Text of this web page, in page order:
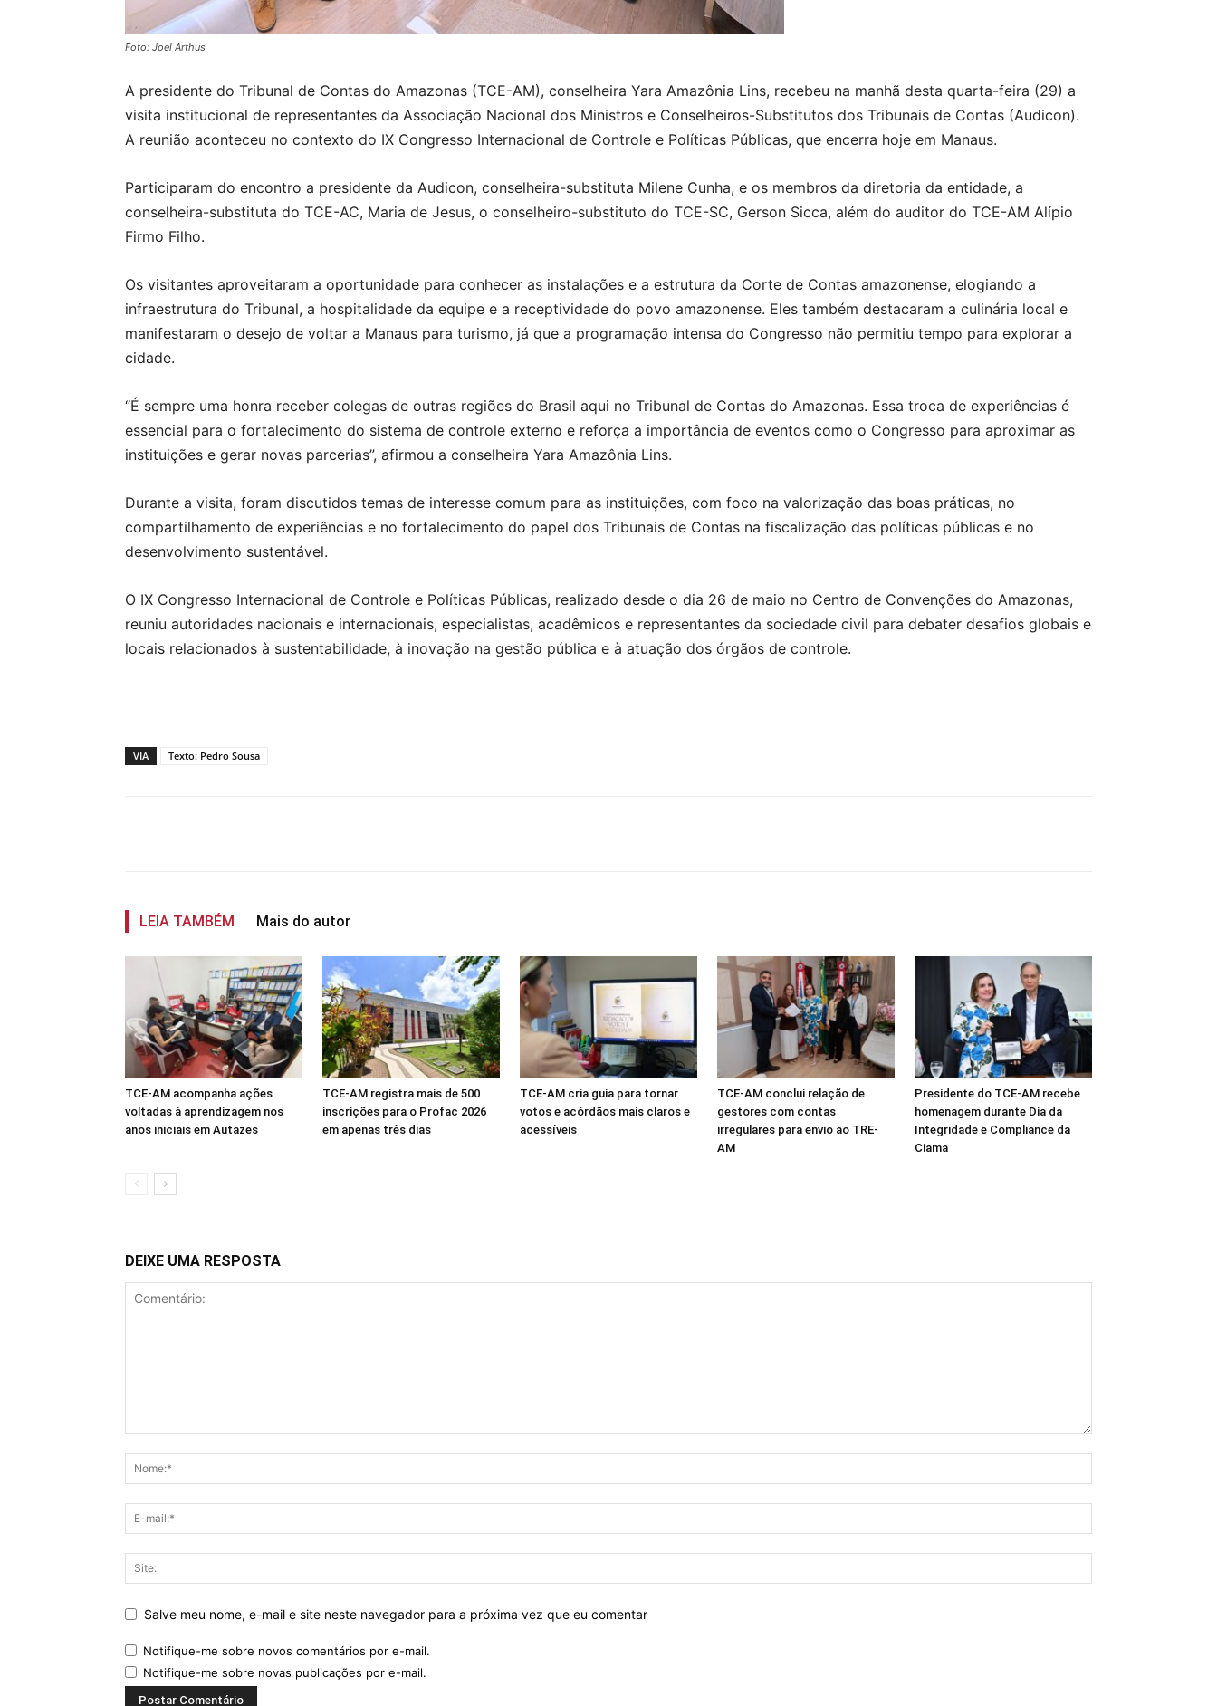
Foto: Joel Arthus
A presidente do Tribunal de Contas do Amazonas (TCE-AM), conselheira Yara Amazônia Lins, recebeu na manhã desta quarta-feira (29) a
visita institucional de representantes da Associação Nacional dos Ministros e Conselheiros-Substitutos dos Tribunais de Contas (Audicon).
A reunião aconteceu no contexto do IX Congresso Internacional de Controle e Políticas Públicas, que encerra hoje em Manaus.
Participaram do encontro a presidente da Audicon, conselheira-substituta Milene Cunha, e os membros da diretoria da entidade, a
conselheira-substituta do TCE-AC, Maria de Jesus, o conselheiro-substituto do TCE-SC, Gerson Sicca, além do auditor do TCE-AM Alípio
Firmo Filho.
Os visitantes aproveitaram a oportunidade para conhecer as instalações e a estrutura da Corte de Contas amazonense, elogiando a
infraestrutura do Tribunal, a hospitalidade da equipe e a receptividade do povo amazonense. Eles também destacaram a culinária local e
manifestaram o desejo de voltar a Manaus para turismo, já que a programação intensa do Congresso não permitiu tempo para explorar a
cidade.
“É sempre uma honra receber colegas de outras regiões do Brasil aqui no Tribunal de Contas do Amazonas. Essa troca de experiências é
essencial para o fortalecimento do sistema de controle externo e reforça a importância de eventos como o Congresso para aproximar as
instituições e gerar novas parcerias”, afirmou a conselheira Yara Amazônia Lins.
Durante a visita, foram discutidos temas de interesse comum para as instituições, com foco na valorização das boas práticas, no
compartilhamento de experiências e no fortalecimento do papel dos Tribunais de Contas na fiscalização das políticas públicas e no
desenvolvimento sustentável.
O IX Congresso Internacional de Controle e Políticas Públicas, realizado desde o dia 26 de maio no Centro de Convenções do Amazonas,
reuniu autoridades nacionais e internacionais, especialistas, acadêmicos e representantes da sociedade civil para debater desafios globais e
locais relacionados à sustentabilidade, à inovação na gestão pública e à atuação dos órgãos de controle.
VIA Texto: Pedro Sousa
LEIA TAMBÉM Mais do autor
TCE-AM acompanha ações
voltadas à aprendizagem nos
anos iniciais em Autazes
TCE-AM registra mais de 500
inscrições para o Profac 2026
em apenas três dias
TCE-AM cria guia para tornar
votos e acórdãos mais claros e
acessíveis
TCE-AM conclui relação de
gestores com contas
irregulares para envio ao TRE-
AM
Presidente do TCE-AM recebe
homenagem durante Dia da
Integridade e Compliance da
Ciama
DEIXE UMA RESPOSTA
Salve meu nome, e-mail e site neste navegador para a próxima vez que eu comentar
Notifique-me sobre novos comentários por e-mail.
Notifique-me sobre novas publicações por e-mail.